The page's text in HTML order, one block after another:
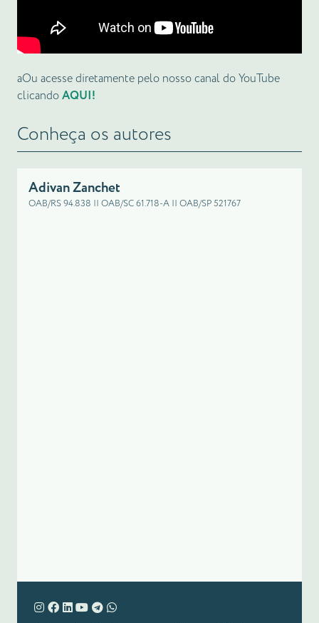
aOu acesse diretamente pelo nosso canal do YouTube
clicandoAQUI!
Conheça os autores
Adivan Zanchet
OAB/RS 94.838 || OAB/SC 61.718-A || OAB/SP 521767